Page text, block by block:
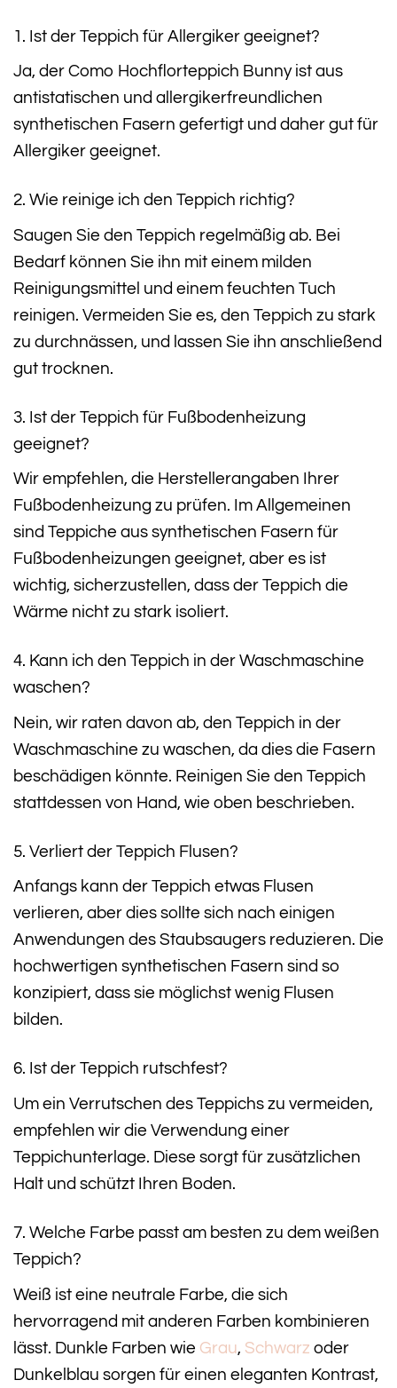
1. Ist der Teppich für Allergiker geeignet?
Ja, der Como Hochflorteppich Bunny ist aus
antistatischen und allergikerfreundlichen
synthetischen Fasern gefertigt und daher gut für
Allergiker geeignet.
2. Wie reinige ich den Teppich richtig?
Saugen Sie den Teppich regelmäßig ab. Bei
Bedarf können Sie ihn mit einem milden
Reinigungsmittel und einem feuchten Tuch
reinigen. Vermeiden Sie es, den Teppich zu stark
zu durchnässen, und lassen Sie ihn anschließend
gut trocknen.
3. Ist der Teppich für Fußbodenheizung
geeignet?
Wir empfehlen, die Herstellerangaben Ihrer
Fußbodenheizung zu prüfen. Im Allgemeinen
sind Teppiche aus synthetischen Fasern für
Fußbodenheizungen geeignet, aber es ist
wichtig, sicherzustellen, dass der Teppich die
Wärme nicht zu stark isoliert.
4. Kann ich den Teppich in der Waschmaschine
waschen?
Nein, wir raten davon ab, den Teppich in der
Waschmaschine zu waschen, da dies die Fasern
beschädigen könnte. Reinigen Sie den Teppich
stattdessen von Hand, wie oben beschrieben.
5. Verliert der Teppich Flusen?
Anfangs kann der Teppich etwas Flusen
verlieren, aber dies sollte sich nach einigen
Anwendungen des Staubsaugers reduzieren. Die
hochwertigen synthetischen Fasern sind so
konzipiert, dass sie möglichst wenig Flusen
bilden.
6. Ist der Teppich rutschfest?
Um ein Verrutschen des Teppichs zu vermeiden,
empfehlen wir die Verwendung einer
Teppichunterlage. Diese sorgt für zusätzlichen
Halt und schützt Ihren Boden.
7. Welche Farbe passt am besten zu dem weißen
Teppich?
Weiß ist eine neutrale Farbe, die sich
hervorragend mit anderen Farben kombinieren
lässt. Dunkle Farben wie Grau, Schwarz oder
Dunkelblau sorgen für einen eleganten Kontrast,